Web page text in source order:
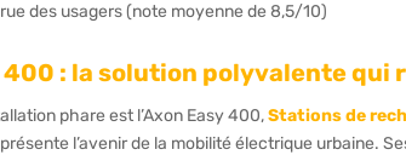
des usagers (note moyenne de 8,5/10)
400 : la solution polyvalente
phare est l’Axon Easy 400,Stations de
l’avenir de la mobilité électrique urbaine.